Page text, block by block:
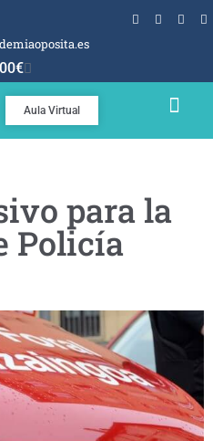
€
Aula Virtual
para la
Policía